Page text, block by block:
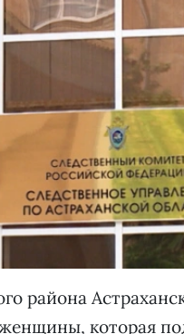
района
которая